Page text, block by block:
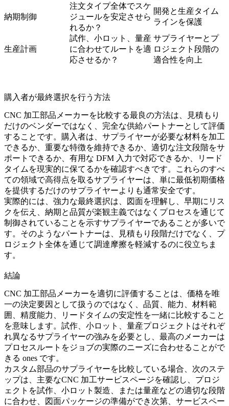
納期制御
注文タイプ全体でスケ
ジュールを安定させら
れるか？
開発と生産タイム
ラインを保護
生産計画
試作、小ロット、量産
に合わせてルートを適
応させるか？
サプライヤーとプ
ロジェクト段階の
適合性を向上
購入者が最終選択を行う方法
CNC 加工部品メーカーを比較する最良の方法は、見積もり
だけのベンダーではなく、完全な供給パートナーとして評価
することです。購入者は、サプライヤーが必要な材料を加工
できるか、重要な特徴を維持できるか、適切な注文段階をサ
ポートできるか、有用な DFM 入力で対応できるか、リード
タイムを現実的に保てるかを確認すべきです。これらのすべ
ての領域で高得点を取るサプライヤーは、単に最低初期価格
を提供するだけのサプライヤーよりも通常安全です。
実際的には、強力な最終選択は、図面を理解し、早期にリス
クを伝え、納期と品質が楽観主義ではなくプロセスを通じて
制御されていることを示すサプライヤーであることが多いで
す。そのようなパートナーは、見積もり段階だけでなく、プ
ロジェクト全体を通じて調達摩擦を軽減するのに役立ちま
す。
結論
CNC 加工部品メーカーを適切に評価することは、価格を唯
一の決定要因として扱うのではなく、品質、能力、材料範
囲、精度能力、リードタイムの安定性を一緒に比較すること
を意味します。試作、小ロット、量産プロジェクトはそれぞ
れ異なるサプライヤーの強みを必要とし、最高のメーカーは
プロセスルートをジョブの実際のニーズに合わせることがで
きる ones です。
カスタム部品のサプライヤーを比較している場合、次のステ
ップは、主要なCNC 加工サービスページを確認し、プロジ
ェクトを試作 小ロット製造 、または量産などの適切な段階
に合わせ、図面パッケージの準備ができ次第、サービスペー